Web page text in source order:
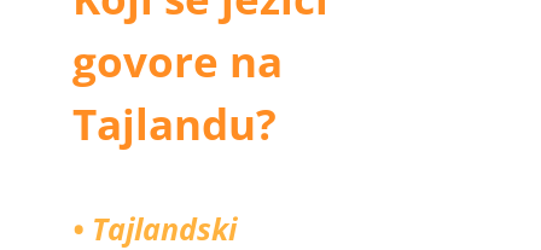
govore na
Tajlandu?
• Tajlandski